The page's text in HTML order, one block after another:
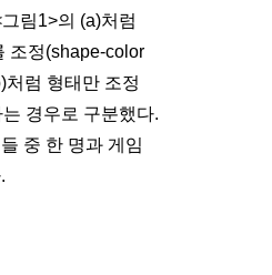
그림1>의 (a)처럼
조정(shape-color
처럼 형태만 조정
는 경우로 구분했다.
중 한 명과 게임
.